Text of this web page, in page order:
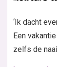
‘Ik dacht
Een
zelfs de